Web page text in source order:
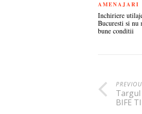
AMENAJARI
Inchiriere
Bucuresti si nu
bune conditii
BIFE